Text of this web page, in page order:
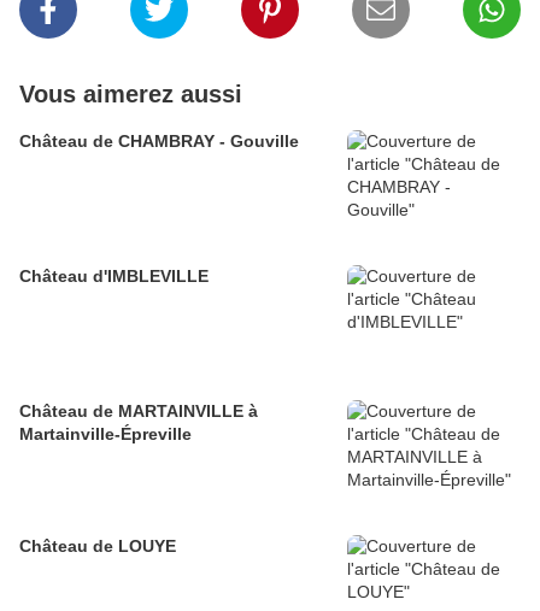
Vous aimerez aussi
Château de CHAMBRAY - Gouville
Château d'IMBLEVILLE
Château de MARTAINVILLE à
Martainville-Épreville
Château de LOUYE